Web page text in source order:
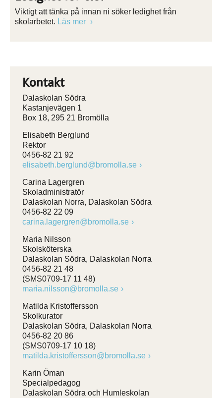
Viktigt att tänka på innan ni söker ledighet från
skolarbetet. Läs mer
Kontakt
Dalaskolan Södra
Kastanjevägen 1
Box 18, 295 21 Bromölla
Elisabeth Berglund
Rektor
0456-82 21 92
elisabeth.berglund@bromolla.se
Carina Lagergren
Skoladministratör
Dalaskolan Norra, Dalaskolan Södra
0456-82 22 09
carina.lagergren@bromolla.se
Maria Nilsson
Skolsköterska
Dalaskolan Södra, Dalaskolan Norra
0456-82 21 48
(SMS0709-17 11 48)
maria.nilsson@bromolla.se
Matilda Kristoffersson
Skolkurator
Dalaskolan Södra, Dalaskolan Norra
0456-82 20 86
(SMS0709-17 10 18)
matilda.kristoffersson@bromolla.se
Karin Öman
Specialpedagog
Dalaskolan Södra och Humleskolan